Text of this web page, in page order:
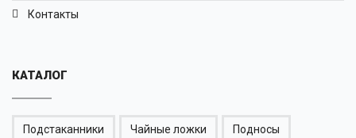
Контакты
КАТАЛОГ
Подстаканники Чайные ложки Подносы